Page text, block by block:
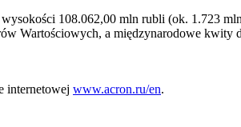
108.062,00 mln rubli (ok. 1.723
Wartościowych, a międzynarodowe
internetowej www.acron.ru/en.